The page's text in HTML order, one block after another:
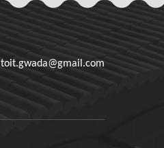
toit.gwada@gmail.com